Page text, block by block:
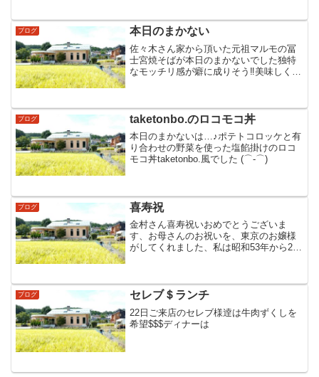
ブログ 本日のまかない
佐々木さん家から頂いた元祖マルモの冨
士宮焼そばが本日のまかないでした独特
なモッチリ感が癖に成りそう‼美味しくご
ブログ taketonbo.のロコモコ丼
本日のまかないは…♪ポテトコロッケと有
り合わせの野菜を使った塩餡掛けのロコ
モコ丼taketonbo.風でした (⌒‐⌒)
ブログ 喜寿祝
金村さん喜寿祝いおめでとうございま
す、お母さんのお祝いを、東京のお嬢様
がしてくれました、私は昭和53年から20
色々な事を教えて頂き、昨日も、いい話
聞きました、料理人はいく...
ブログ セレブ＄ランチ
22日ご来店のセレブ様逹は牛肉ずくしを
希望$$$ディナーは